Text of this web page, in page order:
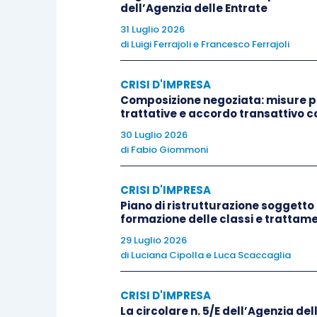
Cassazione Civ., n. 29913/2018
In ogni caso, anche se il dato di un
patrimonialeaccertati non
comunque essere superato dalla
affari, o da eventuali
attentamente valutato
maggior parte dei casi,
mostrano rivelatori dell’impotenza
Cassazione Civ. n. 26217/2005).
Alla luce di tali assunti, ritenendo
e, quindi, fondare la dichiarazione
dell’Agenzia delle Entrate
31 Luglio 2026
di Luigi Ferrajolie Francesco Ferrajoli
CRISI D'IMPRESA
Composizione negoziata: misure
trattative e accordo transattivo
30 Luglio 2026
di Fabio Giommoni
CRISI D'IMPRESA
Piano di ristrutturazione
formazione delle classi e
29 Luglio 2026
di Luciana Cipollae Luca Scaccaglia
CRISI D'IMPRESA
La circolare n. 5/E dell’Agenzia